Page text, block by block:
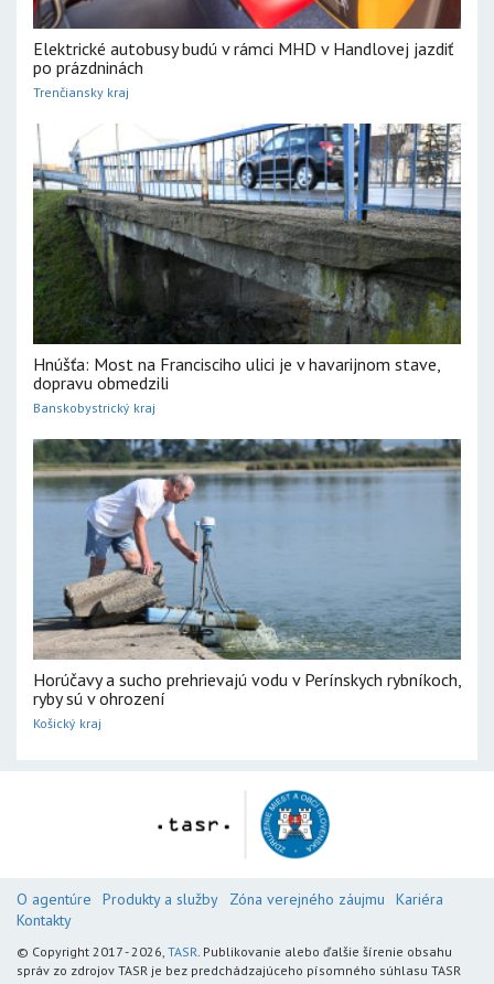
Elektrické autobusy budú v rámci MHD v Handlovej jazdiť
po prázdninách
Trenčiansky kraj
Hnúšťa: Most na Francisciho ulici je v havarijnom stave,
dopravu obmedzili
Banskobystrický kraj
Horúčavy a sucho prehrievajú vodu v Perínskych rybníkoch,
ryby sú v ohrození
Košický kraj
O agentúre Produkty a služby Zóna verejného záujmu
Kariéra
Kontakty
© Copyright 2017 - 2026, TASR. Publikovanie alebo ďalšie šírenie obsahu
správ zo zdrojov TASR je bez predchádzajúceho písomného súhlasu TASR